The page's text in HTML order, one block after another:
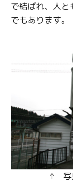
で結ばれ、人
でもあります。
↑ 写